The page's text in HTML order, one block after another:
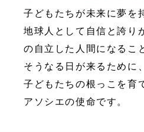
子どもたちが未来に夢を
地球人として自信と誇り
の自立した人間になるこ
そうなる日が来るために、
子どもたちの根っこを育
アソシエの使命です。